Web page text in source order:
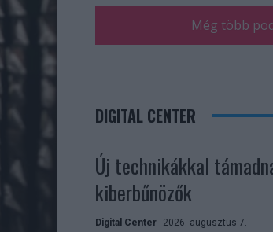
Még több
DIGITAL CENTER
Új technikákkal
kiberbűnözők
Digital Center 2026. augusztus 7.